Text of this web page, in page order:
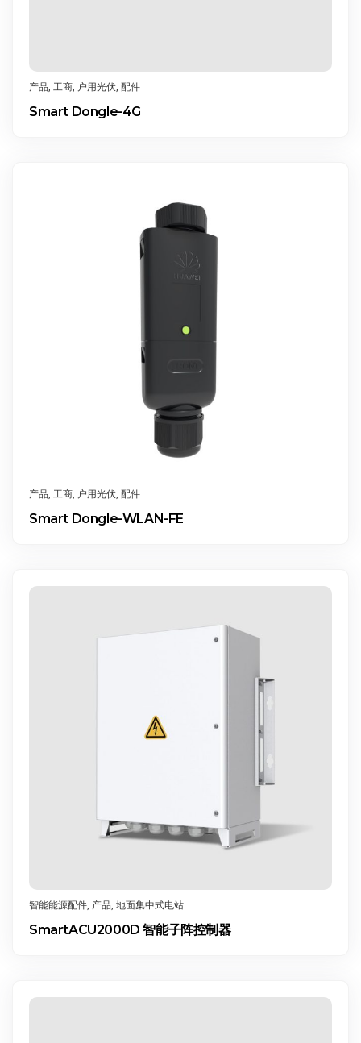
产品, 工商, 户用光伏, 配件
Smart Dongle-4G
产品, 工商, 户用光伏, 配件
Smart Dongle-WLAN-FE
智能能源配件 产品 地面集中式电站
SmartACU2000D 智能子阵控制器